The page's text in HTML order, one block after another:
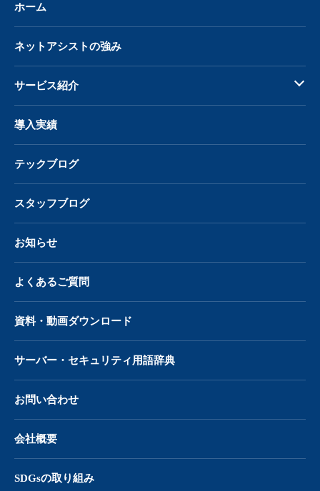
ホーム
ネットアシストの強み
サービス紹介
導入実績
テックブログ
スタッフブログ
お知らせ
よくあるご質問
資料・動画ダウンロード
サーバー・ セキュリティ用語辞典
お問い合わせ
会社概要
SDGsの取り組み